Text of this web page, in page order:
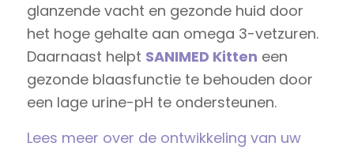
glanzende vacht en gezonde huid door
het hoge gehalte aan omega 3-vetzuren.
Daarnaast helpt SANIMED Kitten een
gezonde blaasfunctie te behouden door
een lage urine-pH te ondersteunen.
Lees meer over de ontwikkeling van uw